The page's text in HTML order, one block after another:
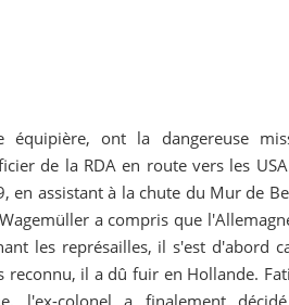
équipière, ont la dangereuse
de la RDA en route vers les
en assistant à la chute du Mur de
a compris que
les représailles, il s'est d'abord
reconnu, il a dû fuir en Hollande.
l'ex-colonel a finalement